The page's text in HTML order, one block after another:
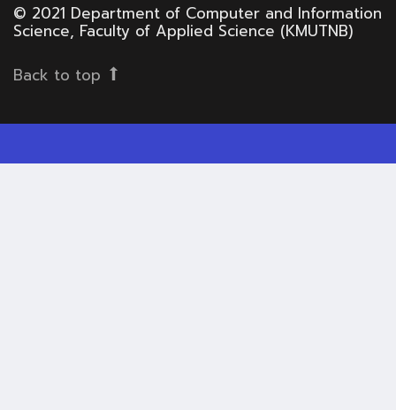
© 2021 Department of Computer and Information
Science, Faculty of Applied Science (KMUTNB)
Back to top